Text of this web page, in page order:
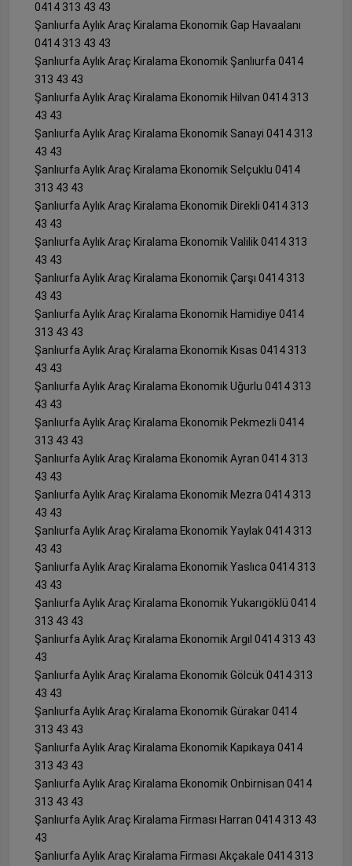
0414 313 43 43
Şanlıurfa Aylık Araç Kiralama Ekonomik Gap Havaalanı
0414 313 43 43
Şanlıurfa Aylık Araç Kiralama Ekonomik Şanlıurfa 0414
313 43 43
Şanlıurfa Aylık Araç Kiralama Ekonomik Hilvan 0414 313
43 43
Şanlıurfa Aylık Araç Kiralama Ekonomik Sanayi 0414 313
43 43
Şanlıurfa Aylık Araç Kiralama Ekonomik Selçuklu 0414
313 43 43
Şanlıurfa Aylık Araç Kiralama Ekonomik Direkli 0414 313
43 43
Şanlıurfa Aylık Araç Kiralama Ekonomik Valilik 0414 313
43 43
Şanlıurfa Aylık Araç Kiralama Ekonomik Çarşı 0414 313
43 43
Şanlıurfa Aylık Araç Kiralama Ekonomik Hamidiye 0414
313 43 43
Şanlıurfa Aylık Araç Kiralama Ekonomik Kısas 0414 313
43 43
Şanlıurfa Aylık Araç Kiralama Ekonomik Uğurlu 0414 313
43 43
Şanlıurfa Aylık Araç Kiralama Ekonomik Pekmezli 0414
313 43 43
Şanlıurfa Aylık Araç Kiralama Ekonomik Ayran 0414 313
43 43
Şanlıurfa Aylık Araç Kiralama Ekonomik Mezra 0414 313
43 43
Şanlıurfa Aylık Araç Kiralama Ekonomik Yaylak 0414 313
43 43
Şanlıurfa Aylık Araç Kiralama Ekonomik Yaslıca 0414 313
43 43
Şanlıurfa Aylık Araç Kiralama Ekonomik Yukarıgöklü 0414
313 43 43
Şanlıurfa Aylık Araç Kiralama Ekonomik Argıl 0414 313 43
43
Şanlıurfa Aylık Araç Kiralama Ekonomik Gölcük 0414 313
43 43
Şanlıurfa Aylık Araç Kiralama Ekonomik Gürakar 0414
313 43 43
Şanlıurfa Aylık Araç Kiralama Ekonomik Kapıkaya 0414
313 43 43
Şanlıurfa Aylık Araç Kiralama Ekonomik Onbirnisan 0414
313 43 43
Şanlıurfa Aylık Araç Kiralama Firması Harran 0414 313 43
43
Şanlıurfa Aylık Araç Kiralama Firması Akçakale 0414 313